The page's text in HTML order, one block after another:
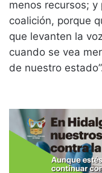
menos recursos;
coalición, porque
que levanten la
cuando se vea
de nuestro